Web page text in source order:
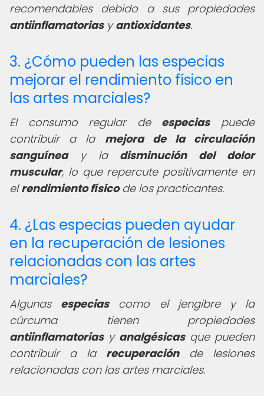
recomendables debido a sus propiedades
antiinflamatoriasyantioxidantes.
3. ¿Cómo pueden las especias
mejorar el rendimiento físico en
las artes marciales?
El consumo regular de especiaspuede
contribuir a la mejora de la circulación
sanguíneay la disminución del dolor
muscular, lo que repercute positivamente en
elrendimiento físicode los practicantes.
4. ¿Las especias pueden ayudar
en la recuperación de lesiones
relacionadas con las artes
marciales?
Algunas especiascomo el jengibre y la
cúrcuma tienen propiedades
antiinflamatoriasy analgésicasque pueden
contribuir a la recuperaciónde lesiones
relacionadas con las artes marciales.